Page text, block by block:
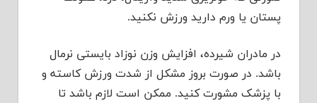
پستان یا ورم دارید ورزش نکنید.
در مادران شیرده، افزایش وزن نوزاد بایستی نرمال
باشد. در صورت بروز مشکل از شدت ورزش کاسته و
با پزشک مشورت کنید. ممکن است لازم باشد تا